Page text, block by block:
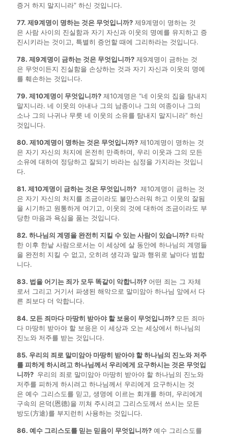
증거 하지 말지니라” 하신 것입니다.
77. 제9계명이 명하는 것은 무엇입니까? 제9계명이 명하는 것
은 사람 사이의 진실함과 자기 자신과 이웃의 명예를 유지하고 증
진시키라는 것이고, 특별히 증언할 때에 그리하라는 것입니다.
78. 제9계명이 금하는 것은 무엇입니까? 제9계명이 금하는 것
은 무엇이든지 진실함을 손상하는 것과 자기 자신과 이웃의 명예
를 훼손하는 것입니다.
79. 제10계명이 무엇입니까? 제10계명은 “네 이웃의 집을 탐내지
말지니라. 네 이웃의 아내나 그의 남종이나 그의 여종이나 그의
소나 그의 나귀나 무릇 네 이웃의 소유를 탐내지 말지니라” 하신
것입니다.
80. 제10계명이 명하는 것은 무엇입니까? 제10계명이 명하는 것
은 자기 자신의 처지에 온전히 만족하며, 우리 이웃과 그의 모든
소유에 대하여 정당하고 잘되기 바라는 심정을 가지라는 것입니
다.
81. 제10계명이 금하는 것은 무엇입니까? 제10계명이 금하는 것
은 자기 자신의 처지를 조금이라도 불만스러워 하고 이웃의 잘됨
을 시기하고 원통하게 여기고, 이웃의 것에 대하여 조금이라도 부
당한 마음과 욕심을 품는 것입니다.
82. 하나님의 계명을 완전히 지킬 수 있는 사람이 있습니까? 타락
한 이후 한낱 사람으로서는 이 세상에 살 동안에 하나님의 계명들
을 완전히 지킬 수 없고, 오히려 생각과 말과 행위로 날마다 범합
니다.
83. 법을 어기는 죄가 모두 똑같이 악합니까? 어떤 죄는 그 자체
로서 그리고 거기서 파생된 해악으로 말미암아 하나님 앞에서 다
른 죄보다 더 악합니다.
84. 모든 죄마다 마땅히 받아야 할 보응이 무엇입니까? 모든 죄마
다 마땅히 받아야 할 보응은 이 세상과 오는 세상에서 하나님의
진노와 저주를 받는 것입니다.
85. 우리의 죄로 말미암아 마땅히 받아야 할 하나님의 진노와 저주
를 피하게 하시려고 하나님께서 우리에게 요구하시는 것은 무엇입
니까? 우리의 죄로 말미암아 마땅히 받아야 할 하나님의 진노와
저주를 피하게 하시려고 하나님께서 우리에게 요구하시는 것
은 예수 그리스도를 믿고, 생명에 이르는 회개를 하며, 우리에게
구속의 은덕(恩德)을 끼쳐 주시려고 그리스도께서 쓰시는 모든
방도(方途)를 부지런히 사용하는 것입니다.
86. 예수 그리스도를 믿는 믿음이 무엇입니까? 예수 그리스도를